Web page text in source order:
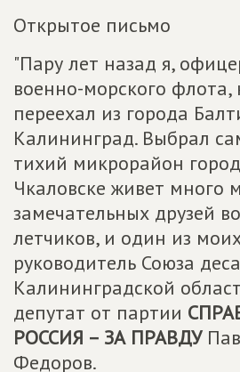
Открытое письмо
"Пару лет назад я,
военно-морского флота,
переехал из города
Калининград. Выбрал
тихий микрорайон
Чкаловске живет много
замечательных друзей
летчиков, и один из
руководитель Союза
Калининградской
депутат от партии
РОССИЯ – ЗА ПРАВДУ
Федоров.